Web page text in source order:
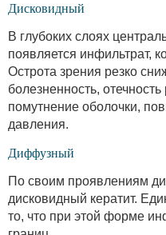
Дисковидный
В глубоких слоях
появляется инфильтрат,
Острота зрения резко
болезненность,
помутнение оболочки,
давления.
Диффузный
По своим проявлениям
дисковидный кератит.
то, что при этой форме